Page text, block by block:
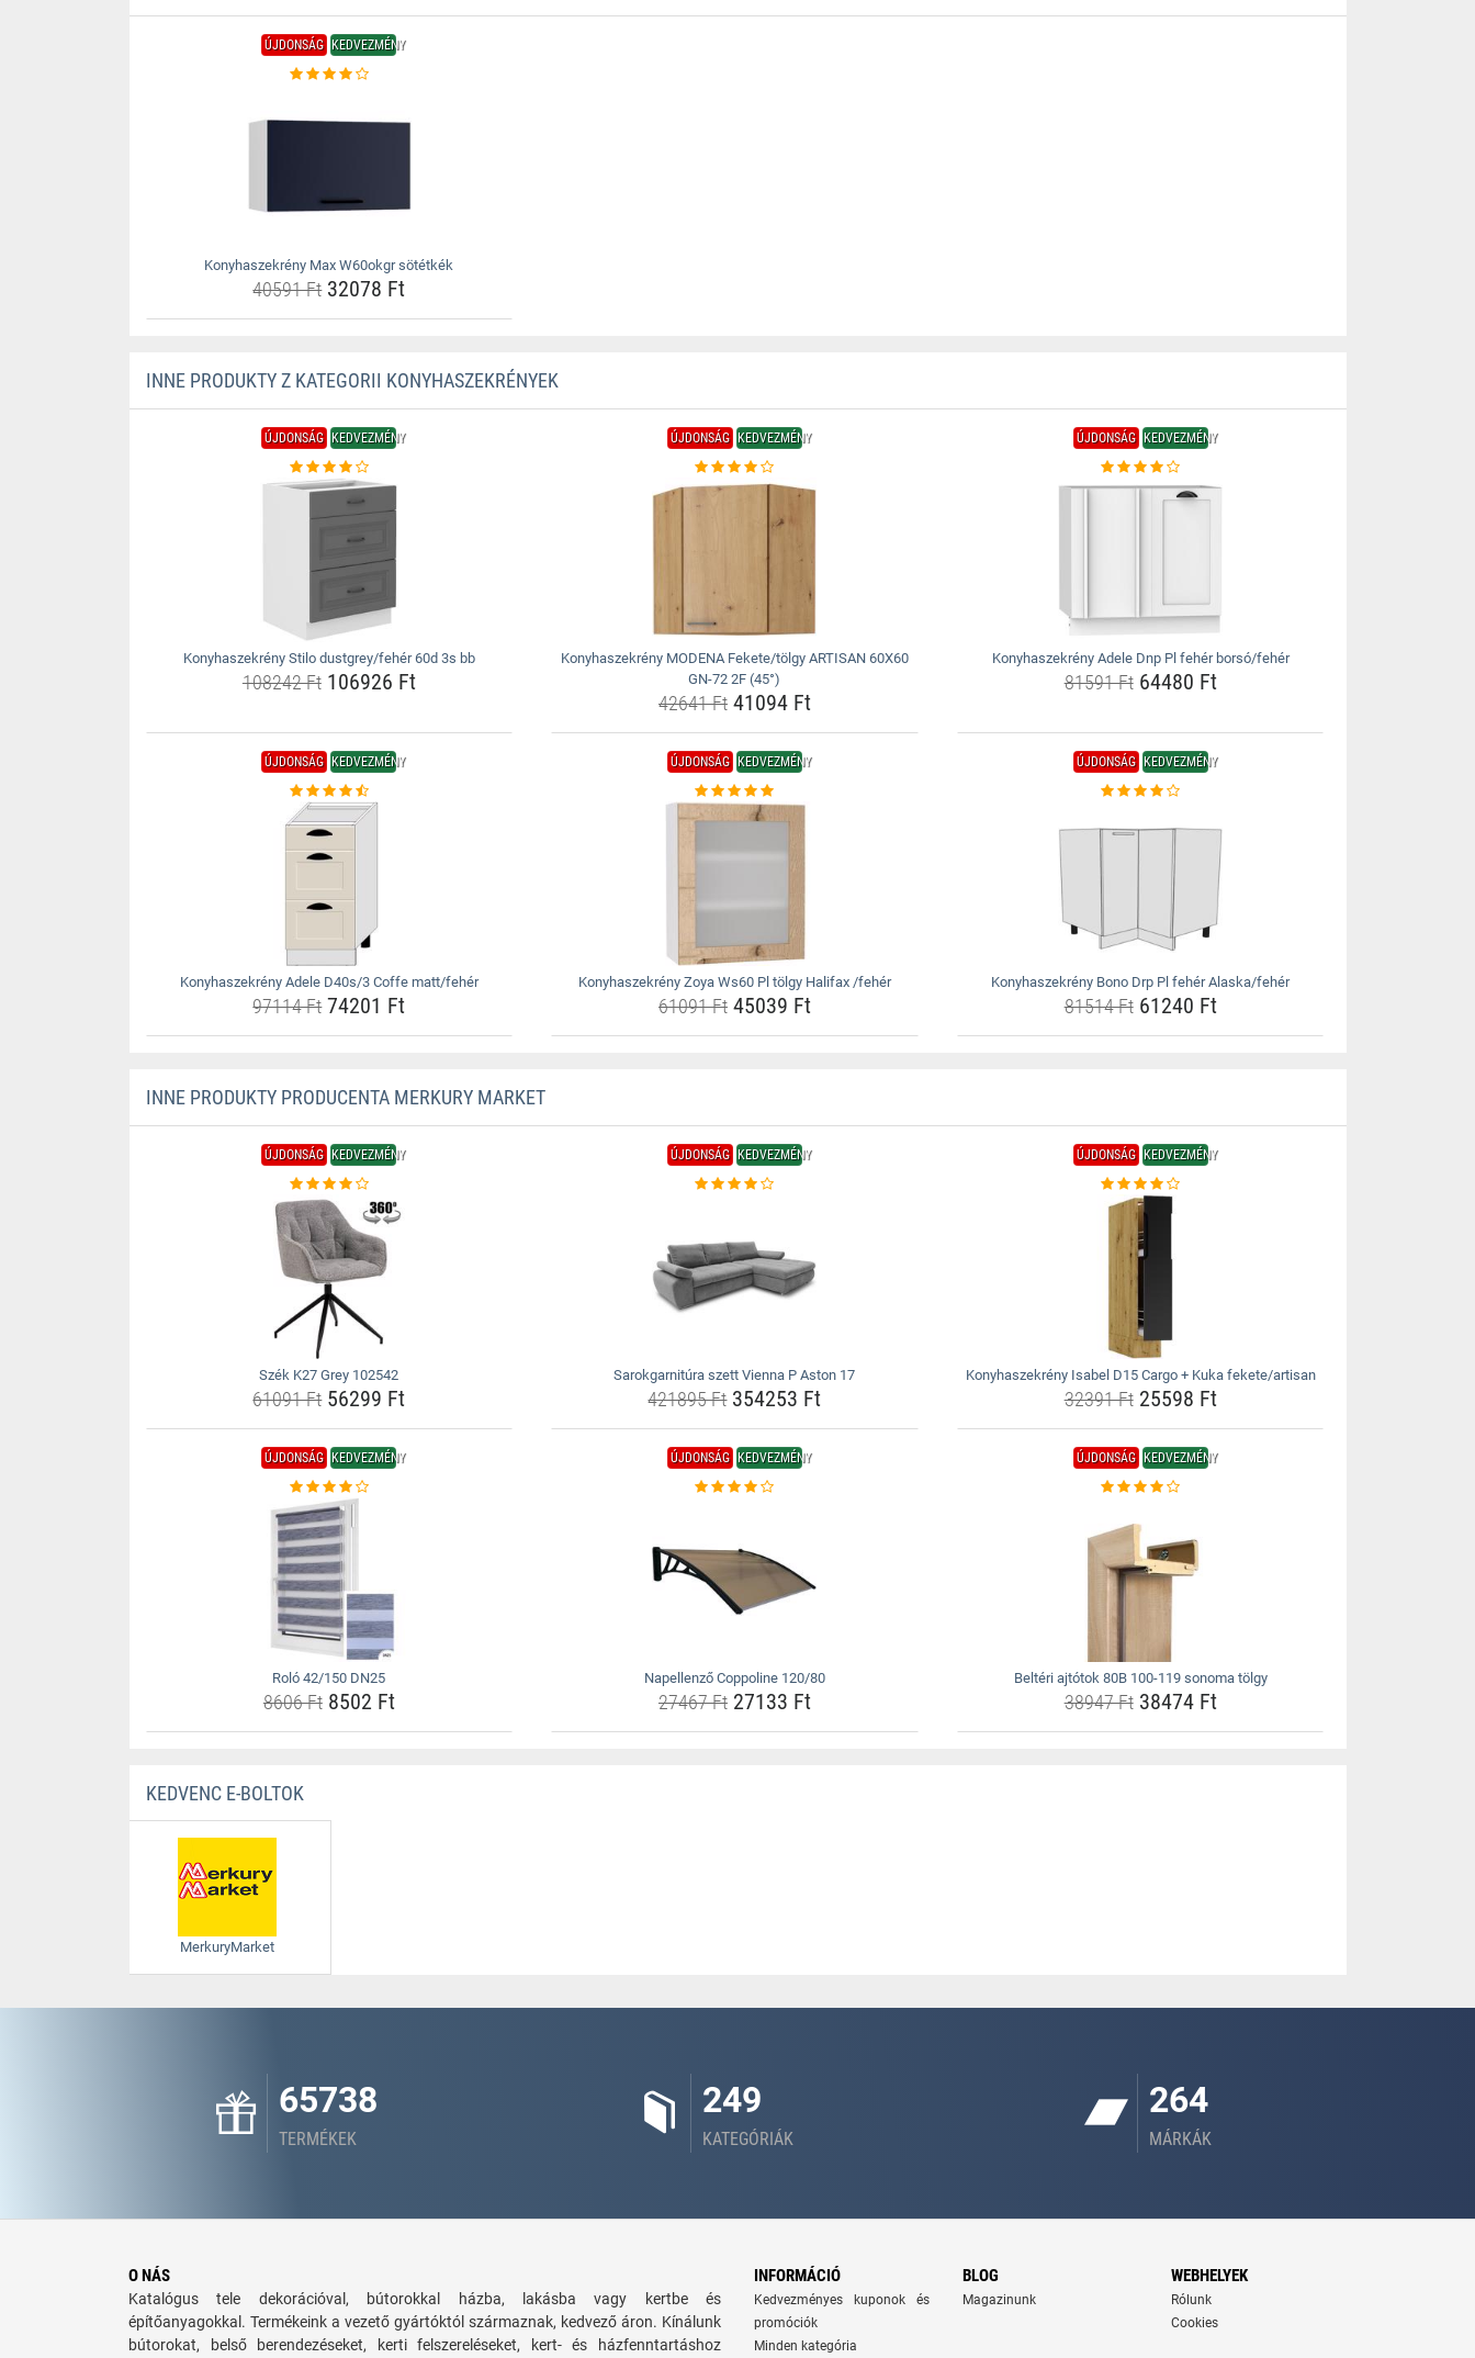
ÚJDONSÁG KEDVEZMÉNY
Konyhaszekrény Max W60okgr sötétkék
40591 Ft32078 Ft
INNE PRODUKTY Z KATEGORII KONYHASZEKRÉNYEK
ÚJDONSÁG KEDVEZMÉNY
Konyhaszekrény Stilo dustgrey/fehér 60d 3s bb
108242 Ft106926 Ft
ÚJDONSÁG KEDVEZMÉNY
Konyhaszekrény MODENA Fekete/tölgy ARTISAN 60X60
GN-72 2F (45°)
42641 Ft41094 Ft
ÚJDONSÁG KEDVEZMÉNY
Konyhaszekrény Adele Dnp Pl fehér borsó/fehér
81591 Ft64480 Ft
ÚJDONSÁG KEDVEZMÉNY
Konyhaszekrény Adele D40s/3 Coffe matt/fehér
97114 Ft74201 Ft
ÚJDONSÁG KEDVEZMÉNY
Konyhaszekrény Zoya Ws60 Pl tölgy Halifax /fehér
61091 Ft45039 Ft
ÚJDONSÁG KEDVEZMÉNY
Konyhaszekrény Bono Drp Pl fehér Alaska/fehér
81514 Ft61240 Ft
INNE PRODUKTY PRODUCENTA MERKURY MARKET
ÚJDONSÁG KEDVEZMÉNY
Szék K27 Grey 102542
61091 Ft56299 Ft
ÚJDONSÁG KEDVEZMÉNY
Sarokgarnitúra szett Vienna P Aston 17
421895 Ft354253 Ft
ÚJDONSÁG KEDVEZMÉNY
Konyhaszekrény Isabel D15 Cargo + Kuka fekete/artisan
32391 Ft25598 Ft
ÚJDONSÁG KEDVEZMÉNY
Roló 42/150 DN25
8606 Ft8502 Ft
ÚJDONSÁG KEDVEZMÉNY
Napellenző Coppoline 120/80
27467 Ft27133 Ft
ÚJDONSÁG KEDVEZMÉNY
Beltéri ajtótok 80B 100-119 sonoma tölgy
38947 Ft38474 Ft
KEDVENC E-BOLTOK
MerkuryMarket
65738
TERMÉKEK
249
KATEGÓRIÁK
264
MÁRKÁK
O NÁS
Katalógus tele dekorációval, bútorokkal házba, lakásba vagy kertbe és
építőanyagokkal. Termékeink a vezető gyártóktól származnak, kedvező áron. Kínálunk
bútorokat, belső berendezéseket, kerti felszereléseket, kert- és házfenntartáshoz
INFORMÁCIÓ
Kedvezményes kuponok és
promóciók
Minden kategória
BLOG
Magazinunk
WEBHELYEK
Rólunk
Cookies